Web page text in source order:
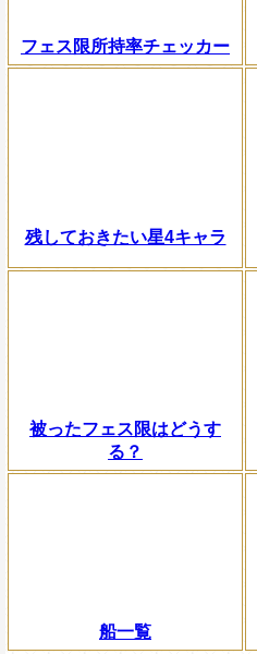
フェス限所持率チェッカー
残しておきたい星4キャラ
被ったフェス限はどうす
る？
船一覧